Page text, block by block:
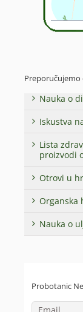
Nauka o
Iskustva
Lista
proizvodi
Otrovi u
Organska
Nauka o
Probotanic